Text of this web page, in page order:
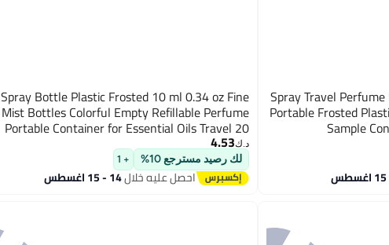
Spray Travel
Portable Frosted
Sample
Spray Bottle Plastic Frosted 10 ml 0.34 oz Fine
Mist Bottles Colorful Empty Refillable Perfume
Portable Container for Essential Oils Travel 20
Pieces
د.ك‏4.53
لك رصيد مسترجع 10% + 1
احصل عليه خلال14 - 15 اغسطس